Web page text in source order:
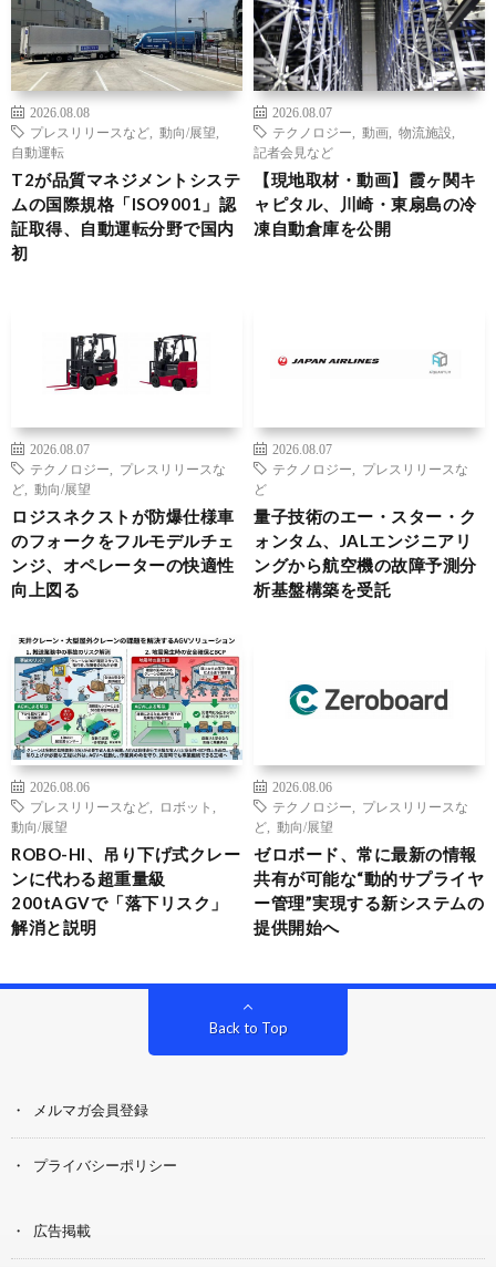
2026.08.08
プレスリリースなど
動向/展望
自動運転
T2が品質マネジメントシステ
ムの国際規格「ISO9001」認
証取得、自動運転分野で国内
初
2026.08.07
テクノロジー
動画 物流施設
記者会見など
【現地取材・動画】霞ヶ関キ
ャピタル、川崎・東扇島の冷
凍自動倉庫を公開
2026.08.07
テクノロジー
プレスリリースな
ど
動向/展望
ロジスネクストが防爆仕様車
のフォークをフルモデルチェ
ンジ、オペレーターの快適性
向上図る
2026.08.07
テクノロジー
プレスリリースな
ど
量子技術のエー・スター・ク
ォンタム、JALエンジニアリ
ングから航空機の故障予測分
析基盤構築を受託
2026.08.06
プレスリリースなど
ロボット
動向/展望
ROBO-HI、吊り下げ式クレー
ンに代わる超重量級
200tAGVで「落下リスク」
解消と説明
2026.08.06
テクノロジー
プレスリリースな
ど
動向/展望
ゼロボード、常に最新の情報
共有が可能な“動的サプライヤ
ー管理”実現する新システムの
提供開始へ
Back to Top
メルマガ会員登録
プライバシーポリシー
広告掲載